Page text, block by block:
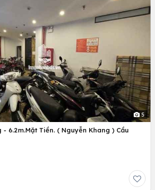
5
6.2m.Mặt Tiền. ( Nguyễn Khang ) Cầu